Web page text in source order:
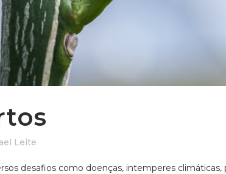
Leite
desafios como doenças, intemperes